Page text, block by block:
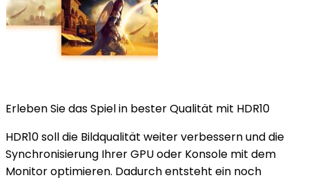
Erleben Sie das Spiel in bester Qualität mit HDR10
HDR10 soll die Bildqualität weiter verbessern und die
Synchronisierung Ihrer GPU oder Konsole mit dem
Monitor optimieren. Dadurch entsteht ein noch